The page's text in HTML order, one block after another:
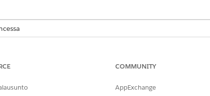
TARVITTAVAT KÄYTTÖOIKEUDET
COMMUNITY
AppExchange